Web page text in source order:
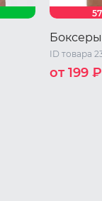
Боксеры
ID товара
от 199 ₽